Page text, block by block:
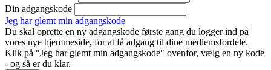
Din adgangskode
Jeg har glemt min adgangskode
Du skal oprette en ny adgangskode første gang du logger ind på
vores nye hjemmeside, for at få adgang til dine medlemsfordele.
Klik på "Jeg har glemt min adgangskode" ovenfor, vælg en ny kode
- og så er du klar.